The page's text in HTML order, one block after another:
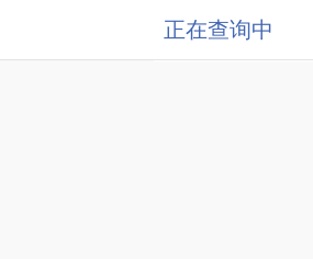
正在查询中